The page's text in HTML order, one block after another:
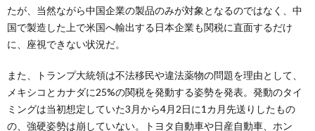
たが、当然ながら中国企業の製品のみが対象となるのではなく、中
国で製造した上で米国へ輸出する日本企業も関税に直面するだけ
に、座視できない状況だ。
また、トランプ大統領は不法移民や違法薬物の問題を理由として、
メキシコとカナダに25%の関税を発動する姿勢を発表。発動のタイ
ミングは当初想定していた3月から4月2日に1カ月先送りしたもの
の、強硬姿勢は崩していない。トヨタ自動車や日産自動車、ホン